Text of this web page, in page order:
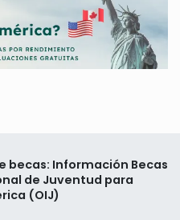
becas: Información Becas
de Juventud para
(OIJ)